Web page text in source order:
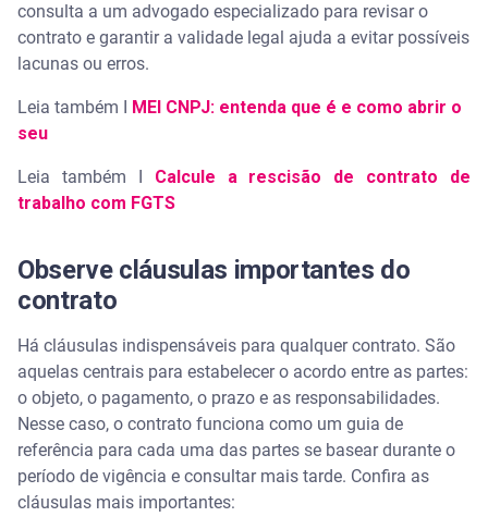
consulta a um advogado especializado para revisar o
contrato e garantir a validade legal ajuda a evitar possíveis
lacunas ou erros.
Leia também I
MEI CNPJ: entenda que é e como abrir o
seu
Leia também I Calcule a rescisão de contrato de
trabalho com FGTS
Observe cláusulas importantes do
contrato
Há cláusulas indispensáveis para qualquer contrato. São
aquelas centrais para estabelecer o acordo entre as partes:
o objeto, o pagamento, o prazo e as responsabilidades.
Nesse caso, o contrato funciona como um guia de
referência para cada uma das partes se basear durante o
período de vigência e consultar mais tarde. Confira as
cláusulas mais importantes: